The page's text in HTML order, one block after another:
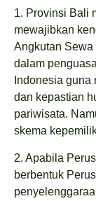
1. Provinsi Bali
mewajibkan
Angkutan
dalam
Indonesia
dan kepastian
pariwisata.
skema
2. Apabila
berbentuk